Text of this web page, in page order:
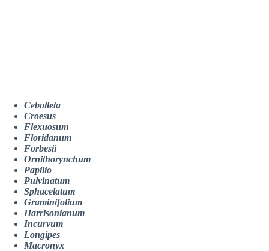
Cebolleta
Croesus
Flexuosum
Floridanum
Forbesii
Ornithorynchum
Papilio
Pulvinatum
Sphacelatum
Graminifolium
Harrisonianum
Incurvum
Longipes
Macronyx